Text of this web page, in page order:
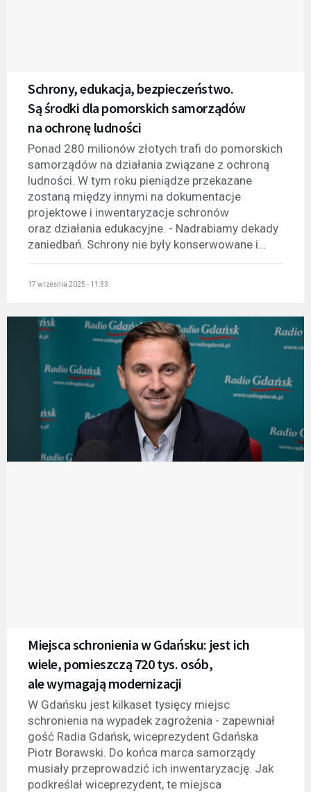
Schrony, edukacja, bezpieczeństwo.
Są środki dla pomorskich samorządów
na ochronę ludności
Ponad 280 milionów złotych trafi do pomorskich
samorządów na działania związane z ochroną
ludności. W tym roku pieniądze przekazane
zostaną między innymi na dokumentacje
projektowe i inwentaryzacje schronów
oraz działania edukacyjne. - Nadrabiamy dekady
zaniedbań. Schrony nie były konserwowane i...
17 września 2025 - 11:33
Miejsca schronienia w Gdańsku: jest ich
wiele, pomieszczą 720 tys. osób,
ale wymagają modernizacji
W Gdańsku jest kilkaset tysięcy miejsc
schronienia na wypadek zagrożenia - zapewniał
gość Radia Gdańsk, wiceprezydent Gdańska
Piotr Borawski. Do końca marca samorządy
musiały przeprowadzić ich inwentaryzację. Jak
podkreślał wiceprezydent, te miejsca